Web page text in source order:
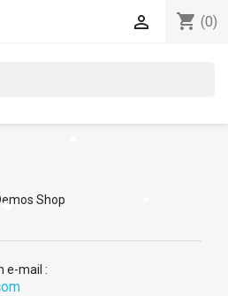
shopping_cart (0)

Shop
e-mail :